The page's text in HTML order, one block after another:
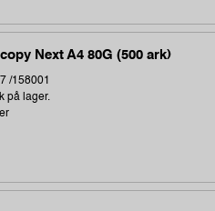
Next A4 80G (500 ark)
/158001
på lager.